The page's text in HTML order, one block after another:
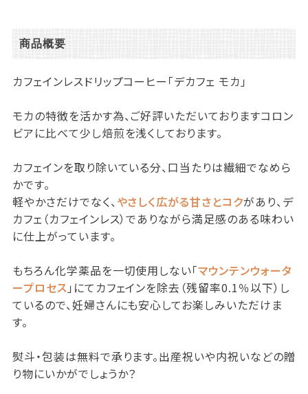
商品概要
カフェインレスドリップコーヒー「デカフェ モカ」
モカの特徴を活かす為、ご好評いただいておりますコロン
ビアに比べて少し焙煎を浅くしております。
カフェインを取り除いている分、口当たりは繊細でなめら
かです。
軽やかさだけでなく、やさしく広がる甘さとコクがあり、デ
カフェ（カフェインレス）でありながら満足感のある味わい
に仕上がっています。
もちろん化学薬品を一切使用しない「マウンテンウォータ
ープロセス 」にてカフェインを除去（残留率0.1％以下）し
ているので、妊婦さんにも安心してお楽しみいただけま
す。
熨斗・包装は無料で承ります。出産祝いや内祝いなどの贈
り物にいかがでしょうか？